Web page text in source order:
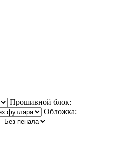
Прошивной блок:
Обложка: